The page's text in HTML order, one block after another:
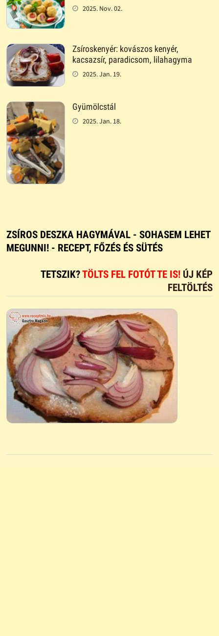
2025. Nov. 02.
Zsíroskenyér: kovászos kenyér,
kacsazsír, paradicsom, lilahagyma
2025. Jan. 19.
Gyümölcstál
2025. Jan. 18.
ZSÍROS DESZKA HAGYMÁVAL - SOHASEM LEHET
MEGUNNI! - RECEPT, FŐZÉS ÉS SÜTÉS
TETSZIK?TÖLTS FEL FOTÓT TE IS! ÚJ KÉP
FELTÖLTÉS